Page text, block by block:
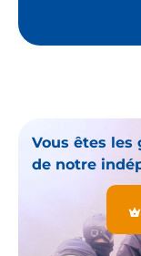
Vous êtes les
de notre